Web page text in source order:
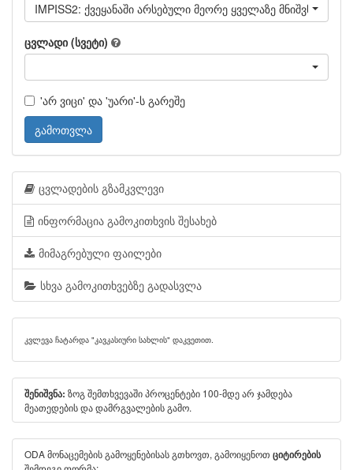
IMPISS2: ქვეყანაში არსებული მეორე ყველაზე
ცვლადი (სვეტი)
'არ ვიცი' და 'უარი'-ს გარეშე
გამოთვლა
ცვლადების გზამკვლევი
ინფორმაცია გამოკითხვის შესახებ
მიმაგრებული ფაილები
სხვა გამოკითხვებზე გადასვლა
კვლევა ჩატარდა "კავკასიური სახლის" დაკვეთით.
შენიშვნა: ზოგ შემთხვევაში პროცენტები 100-მდე არ ჯამდება
მეათედების და დამრგვალების გამო.
ODA მონაცემების გამოყენებისას გთხოვთ, გამოიყენოთ ციტირების